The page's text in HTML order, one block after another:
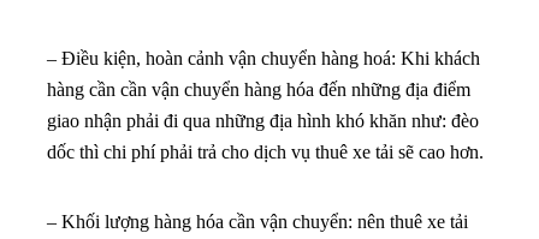
– Điều kiện, hoàn cảnh vận chuyển hàng hoá: Khi khách
hàng cần cần vận chuyển hàng hóa đến những địa điểm
giao nhận phải đi qua những địa hình khó khăn như: đèo
dốc thì chi phí phải trả cho dịch vụ thuê xe tải sẽ cao hơn.
– Khối lượng hàng hóa cần vận chuyển: nên thuê xe tải